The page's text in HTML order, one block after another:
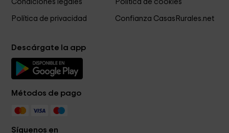
Condiciones legales
Política de cookies
Política de privacidad Confianza CasasRurales.net
Descárgate la app
Métodos de pago
Síguenos en